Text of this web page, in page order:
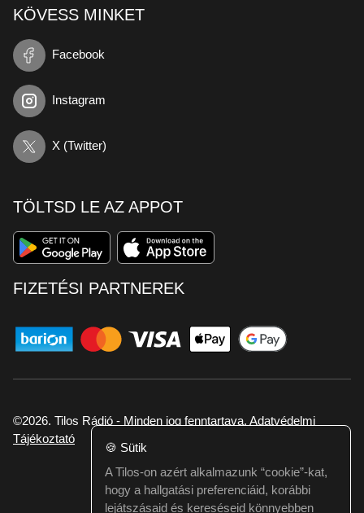
KÖVESS MINKET
Facebook
Instagram
X (Twitter)
TÖLTSD LE AZ APPOT
FIZETÉSI PARTNEREK
©2026. Tilos Rádió - Minden jog fenntartava. Adatvédelmi
Tájékoztató
Ha hibát találtál vagy kérdésed van itt jelezd:
webmester@tilos.hu
🍪 Sütik
A Tilos-on azért alkalmazunk “cookie”-kat,
hogy a hallgatási preferenciáid, korábbi
lejátszásaid és kereséseid könnyebben